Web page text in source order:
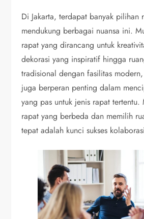
Di Jakarta, terdapat banyak pilihan
mendukung berbagai nuansa ini.
rapat yang dirancang untuk
dekorasi yang inspiratif hingga
tradisional dengan fasilitas
juga berperan penting dalam
yang pas untuk jenis rapat tertentu.
rapat yang berbeda dan memilih
tepat adalah kunci sukses